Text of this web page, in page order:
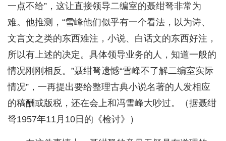
一点不给”，这让直接领导二编室的聂绀弩非常为
难。他推测，“雪峰他们似乎有一个看法，以为诗、
文言文之类的东西难注，小说、白话文的东西好注，
所以有上述的决定。具体领导业务的人，知道一般的
情况刚刚相反。”聂绀弩遗憾“雪峰不了解二编室实际
情况”，一再提出要给整理古典小说名著的人发相应
的稿酬或版税，还在会上和冯雪峰大吵过。（据聂绀
弩1957年11月10日的《检讨》）